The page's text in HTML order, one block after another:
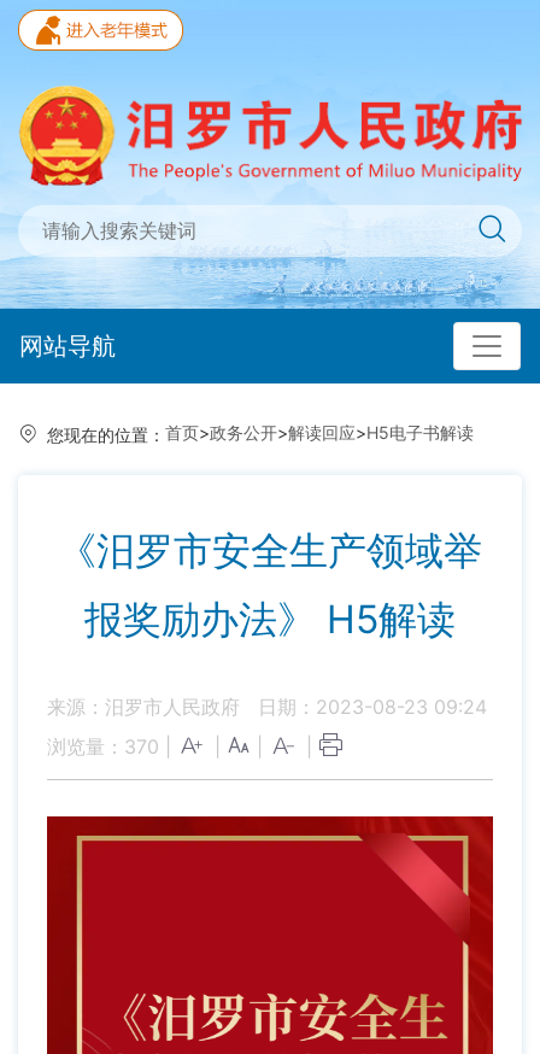
网站导航
您现在的位置： 首页>政务公开>解读回应>H5电子书解读
《汨罗市安全生产领域举
报奖励办法》 H5解读
来源：汨罗市人民政府
日期：2023-08-23 09:24
浏览量： 370